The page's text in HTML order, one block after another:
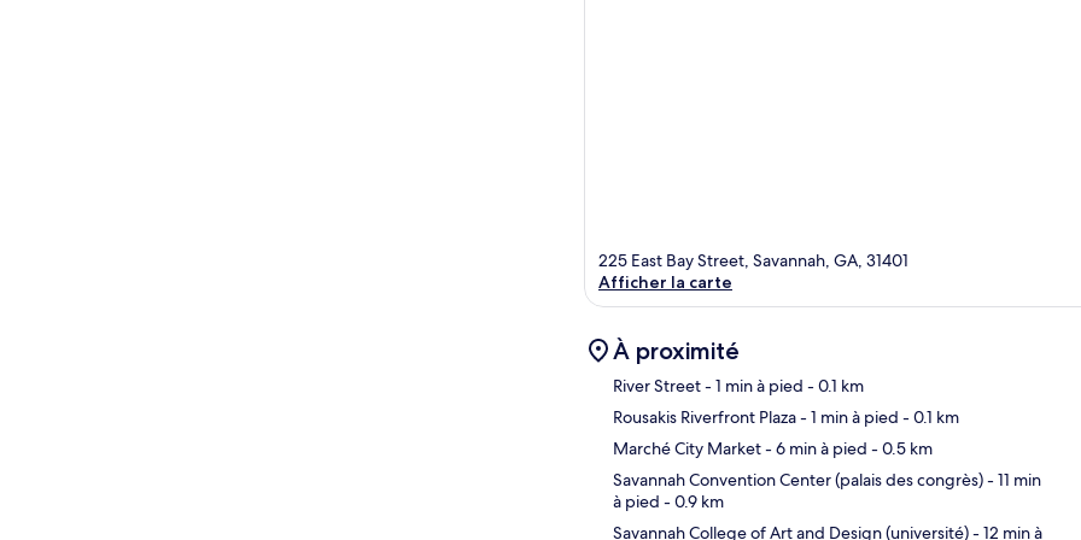
225 East Bay Street, Savannah, GA, 31401
Afficher la carte
À proximité
River Street- 1 min à pied - 0.1 km
Rousakis Riverfront Plaza- 1 min à pied - 0.1 km
Marché City Market- 6 min à pied - 0.5 km
Savannah Convention Center (palais des congrès)- 11 min
à pied - 0.9 km
Savannah College of Art and Design (université)- 12 min à